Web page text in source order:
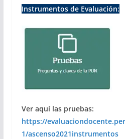
Instrumentos de Evaluación:
Ver aquí las pruebas:
https://
1/ascenso2021instrumentos